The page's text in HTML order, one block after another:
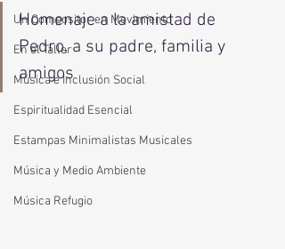
Un Compositor en Movimiento
En el Taller
Música e Inclusión Social
Espiritualidad Esencial
Estampas Minimalistas Musicales
Música y Medio Ambiente
Música Refugio
Homenaje a la amistad de
Pedro, a su padre, familia y
amigos